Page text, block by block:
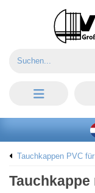
Tauchkappen PVC
Tauchkappe